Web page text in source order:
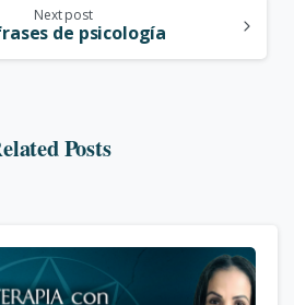
Next post
de psicología
Posts